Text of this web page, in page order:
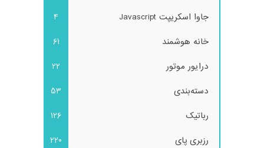
جاوا اسکریپت Javascript
4
خانه هوشمند
61
درایور موتور
22
دسته‌بندی
53
رباتیک
126
رزبری پای
220